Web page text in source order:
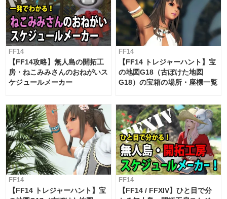
FF14
【FF14攻略】無人島の開拓工
房・ねこみみさんのおねがいス
ケジュールメーカー
FF14
【FF14 トレジャーハント】宝
の地図G18（古ぼけた地図
G18）の宝箱の場所・座標一覧
FF14
【FF14 トレジャーハント】宝
FF14
【FF14 / FFXIV】ひと目で分